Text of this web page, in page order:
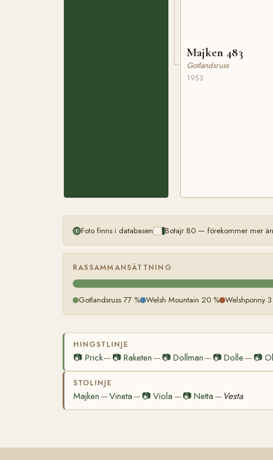
Majken 483
Gotlandsruss
1953
Foto finns i databasen Botajr 80 — förekommer mer
RASSAMMANSÄTTNING
Gotlandsruss 77 % Welsh Mountain 20 % Welshponny
HINGSTLINJE
📷 Prick— 📷Raketen — 📷 Dollman— 📷 Dolle — 📷
STOLINJE
Majken —Vineta— 📷Viola — 📷Netta — Vesta